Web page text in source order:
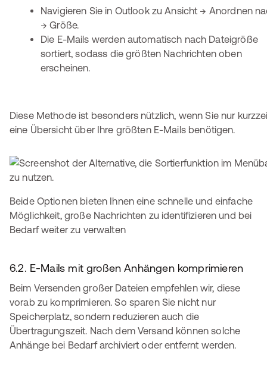
Navigieren Sie in Outlook zu Ansicht → Anordnen
→ Größe.
Die E-Mails werden automatisch nach Dateigröße
sortiert, sodass die größten Nachrichten oben
erscheinen.
Diese Methode ist besonders nützlich, wenn Sie nur
eine Übersicht über Ihre größten E-Mails benötigen.
Beide Optionen bieten Ihnen eine schnelle und einfache
Möglichkeit, große Nachrichten zu identifizieren und bei
Bedarf weiter zu verwalten
6.2. E-Mails mit großen Anhängen komprimieren
Beim Versenden großer Dateien empfehlen wir, diese
vorab zu komprimieren. So sparen Sie nicht nur
Speicherplatz, sondern reduzieren auch die
Übertragungszeit. Nach dem Versand können solche
Anhänge bei Bedarf archiviert oder entfernt werden.